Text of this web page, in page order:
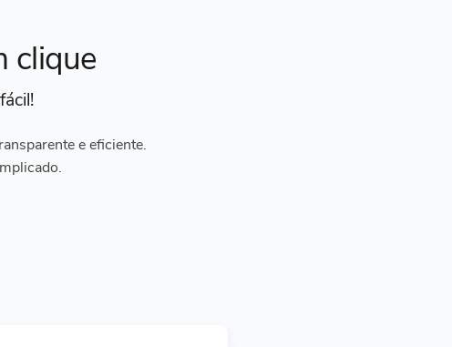
clique
e eficiente.